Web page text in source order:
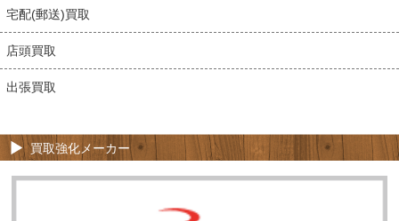
宅配(郵送)買取
店頭買取
出張買取
買取強化メーカー